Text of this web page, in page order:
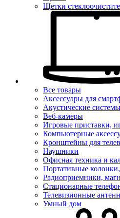
Щетки
Все товары
Аксессуары для
Акустические системы
Веб-камеры
Игровые приставки,
Компьютерные
Кронштейны для
Наушники
Офисная техника и
Портативные
Радиоприемники,
Стационарные
Телевизионные
Умный дом